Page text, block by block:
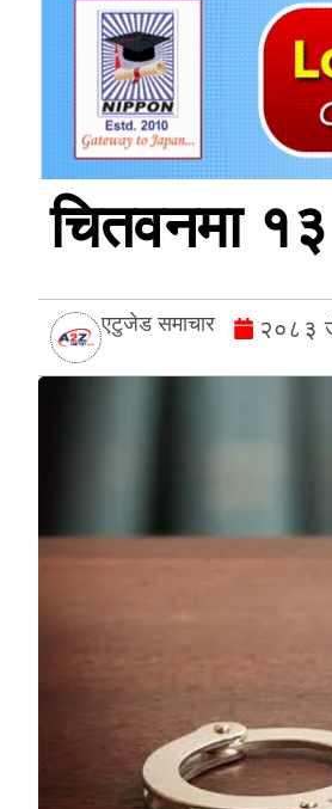
चितवनमा
एटुजेड समाचार २०८३